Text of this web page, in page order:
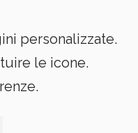
personalizzate.
le icone.